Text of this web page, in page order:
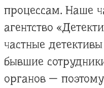
процессам. Наше
агентство
частные
бывшие
органов —